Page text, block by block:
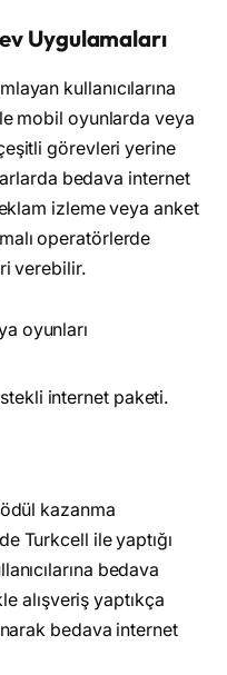
Uygulamaları
kullanıcılarına
mobil oyunlarda veya
görevleri yerine
bedava internet
izleme veya anket
operatörlerde
verebilir.
oyunları
internet paketi.
kazanma
Turkcell ile yaptığı
bedava
alışveriş yaptıkça
bedava internet